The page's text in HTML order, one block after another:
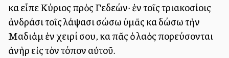
καὶ εἶπε Κύριος πρὸς Γεδεών· ἐν τοῖς τριακοσίοις
ἀνδράσι τοῖς λάψασι σώσω ὑμᾶς καὶ δώσω τὴν
Μαδιὰμ ἐν χειρί σου, καὶ πᾶς ὁ λαὸς πορεύσονται
ἀνὴρ εἰς τὸν τόπον αὐτοῦ.